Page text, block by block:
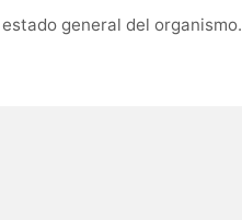
general del organismo.